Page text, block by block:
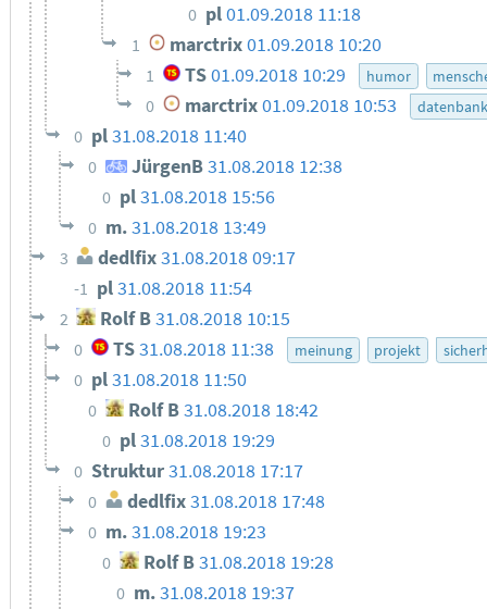
0 pl01.09.2018 11:18
1 marctrix01.09.2018 10:20
1 TS 01.09.2018 10:29 humor
0 marctrix 01.09.2018 10:53 datenbank
0 pl31.08.2018 11:40
0 JürgenB31.08.2018 12:38
0 pl31.08.2018 15:56
0 m.31.08.2018 13:49
3 dedlfix31.08.2018 09:17
-1 pl31.08.2018 11:54
2 Rolf B31.08.2018 10:15
0 TS 31.08.2018 11:38 meinung projekt
0 pl31.08.2018 11:50
0 Rolf B 31.08.2018 18:42
0 pl31.08.2018 19:29
0 Struktur31.08.2018 17:17
0 dedlfix31.08.2018 17:48
0 m.31.08.2018 19:23
0 Rolf B31.08.2018 19:28
0 m.31.08.2018 19:37